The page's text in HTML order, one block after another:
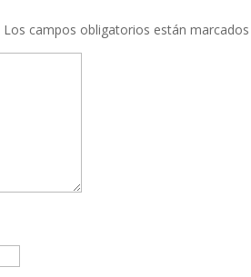
Los campos obligatorios están